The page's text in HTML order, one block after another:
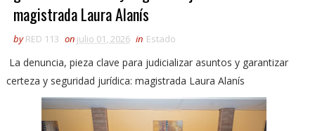
magistrada Laura Alanís
by RED 113 on julio 01, 2026 in Estado
La denuncia, pieza clave para judicializar asuntos y garantizar
certeza y seguridad jurídica: magistrada Laura Alanís